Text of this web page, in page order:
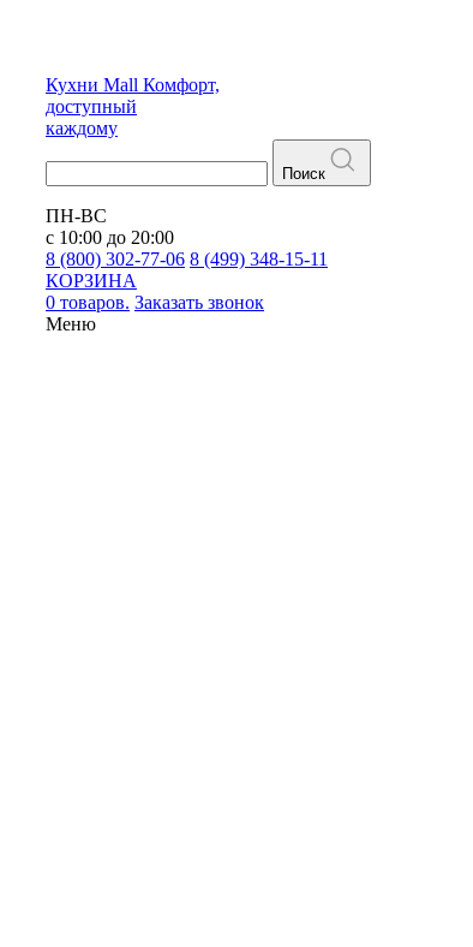
Кухни Mall Комфорт,
доступный
каждому
Поиск
ПН-ВС
с 10:00 до 20:00
8 (800) 302-77-06 8 (499) 348-15-11
КОРЗИНА
0 товаров. Заказать звонок
Меню